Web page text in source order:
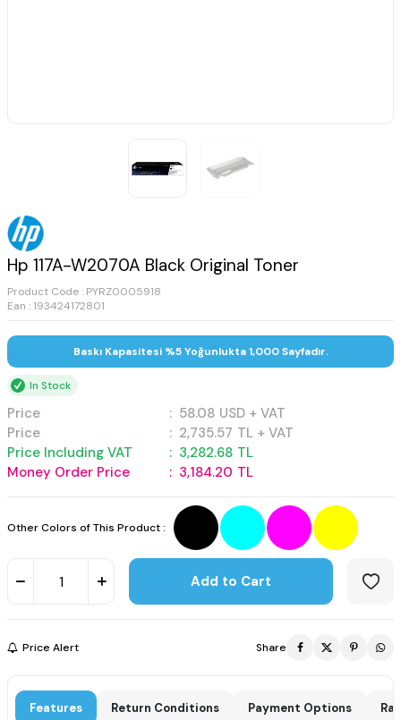
Hp 117A-W2070A Black Original Toner
Product Code : PYRZ0005918
Ean : 193424172801
Baskı Kapasitesi %5 Yoğunlukta 1,000 Sayfadır.
In Stock
Price : 58.08 USD + VAT
Price
: 2,735.57 TL + VAT
Price Including VAT
: 3,282.68 TL
Money Order Price
: 3,184.20 TL
Other Colors of This Product :
Add to Cart
Price Alert Share
Features Return Conditions Payment Options